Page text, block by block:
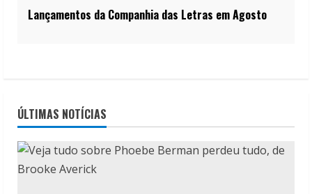
Lançamentos da Companhia das Letras em Agosto
ÚLTIMAS NOTÍCIAS